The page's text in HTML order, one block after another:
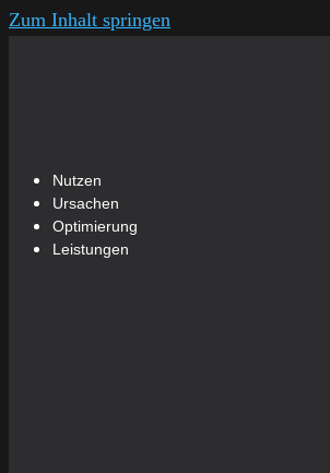
Zum Inhalt springen
Nutzen
Ursachen
Optimierung
Leistungen